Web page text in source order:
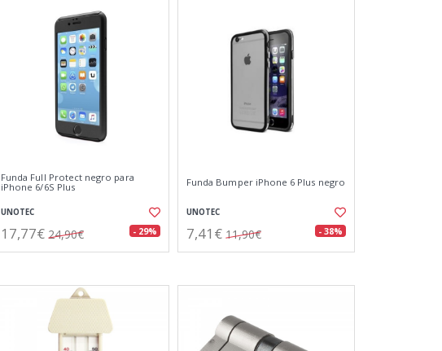
Funda Full Protect negro para
iPhone 6/6S Plus
UNOTEC
17,77€ 24,90€ - 29%
Funda Bumper iPhone 6 Plus negro
UNOTEC
7,41€ 11,90€ - 38%